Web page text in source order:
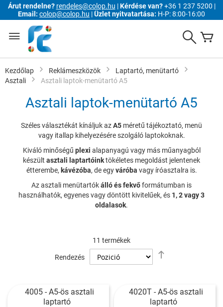
Árut rendelne? rendeles@colop.hu |Kérdése van?+36 1 237 5200 |
Email: colop@colop.hu |Üzlet nyitvatartása: H-P: 8:00-16:00
Search
Kezdőlap Reklámeszközök
Laptartó, menütartó
Asztali
Asztali laptok-menütartó A5
Asztali laptok-menütartó A5
Széles választékát kínáljuk azA5 méretű tájékoztató, menü
vagy itallap kihelyezésére szolgáló laptokoknak.
Kiváló minőségű plexi alapanyagú vagy más műanyagból
készült asztali laptartóinktökéletes megoldást jelentenek
étterembe, kávézóba, de egyváróba vagy íróasztalra is.
Az asztali menütartókálló és fekvőformátumban is
használhatók, egyenes vagy döntött kivitelűek, és 1, 2 vagy 3
oldalasok.
11 termékek
Rendezés
4005 - A5-ös asztali
laptartó
4020T - A5-ös asztali
laptartó